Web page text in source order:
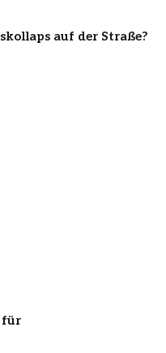
auf der Straße?
für